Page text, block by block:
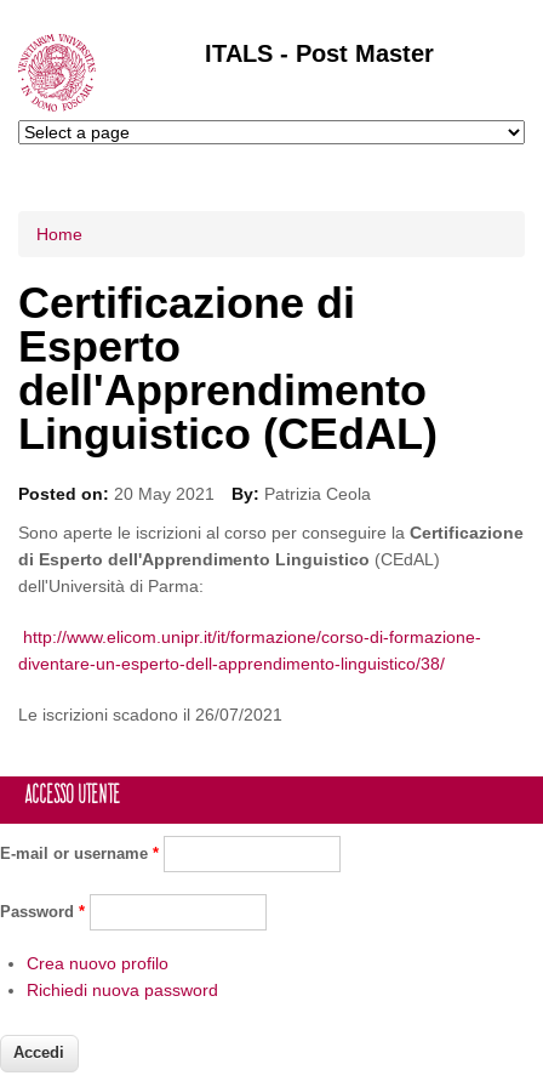
ITALS - Post Master
Tu sei qui
Home
Certificazione di
Esperto
dell'Apprendimento
Linguistico (CEdAL)
Posted on: 20 May 2021 By: Patrizia Ceola
Sono aperte le iscrizioni al corso per conseguire la Certificazione
di Esperto dell'Apprendimento Linguistico (CEdAL)
dell'Università di Parma:
http://www.elicom.unipr.it/it/formazione/corso-di-formazione-
diventare-un-esperto-dell-apprendimento-linguistico/38/
Le iscrizioni scadono il 26/07/2021
Accesso utente
E-mail or username *
Password *
Crea nuovo profilo
Richiedi nuova password